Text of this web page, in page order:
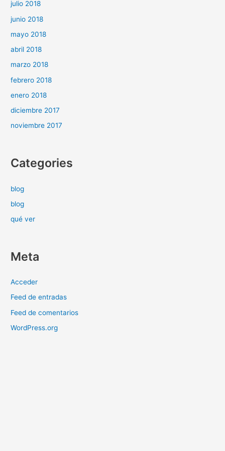
julio 2018
junio 2018
mayo 2018
abril 2018
marzo 2018
febrero 2018
enero 2018
diciembre 2017
noviembre 2017
Categories
blog
blog
qué ver
Meta
Acceder
Feed de entradas
Feed de comentarios
WordPress.org